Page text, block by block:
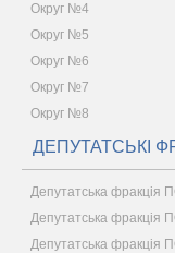
Округ №4
Округ №5
Округ №6
Округ №7
Округ №8
ДЕПУТАТСЬКІ
Депутатська фракція
Депутатська
Депутатська